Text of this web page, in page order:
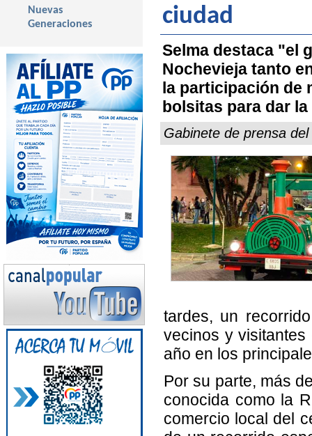
ciudad
Selma destaca "el
Nochevieja tanto
la participación de
bolsitas para dar
Gabinete de prensa
tardes, un
vecinos y visitantes
año en los
Por su parte, más
conocida como la
comercio local del
Nuevas
Generaciones